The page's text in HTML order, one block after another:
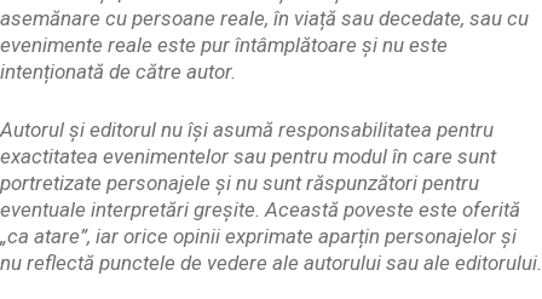
asemănare cu persoane reale, în viață sau decedate, sau cu
evenimente reale este pur întâmplătoare și nu este
intenționată de către autor.
Autorul și editorul nu își asumă responsabilitatea pentru
exactitatea evenimentelor sau pentru modul în care sunt
portretizate personajele și nu sunt răspunzători pentru
eventuale interpretări greșite. Această poveste este oferită
„ca atare”, iar orice opinii exprimate aparțin personajelor și
nu reflectă punctele de vedere ale autorului sau ale editorului.